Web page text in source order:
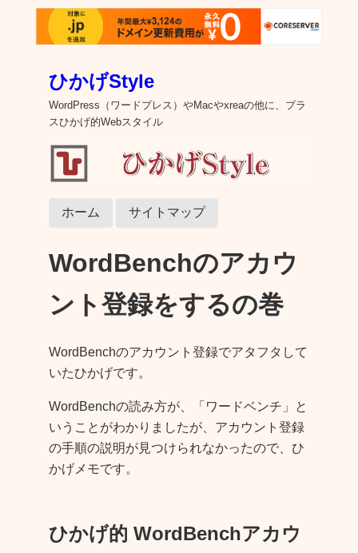
ひかげStyle
WordPress（ワードプレス）やMacやxreaの他に、プラ
スひかげ的Webスタイル
ホーム サイトマップ
WordBenchのアカウ
ント登録をするの巻
WordBenchのアカウント登録でアタフタして
いたひかげです。
WordBenchの読み方が、「ワードベンチ」と
いうことがわかりましたが、アカウント登録
の手順の説明が見つけられなかったので、ひ
かげメモです。
ひかげ的 WordBenchアカウ